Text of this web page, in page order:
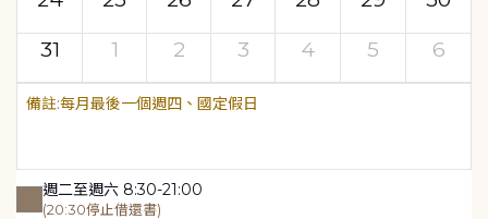
31
1 2 3 4 5 6
每月最後一個週四、國定假日
週二至週六 8:30-21:00
(20:30停止借還書)